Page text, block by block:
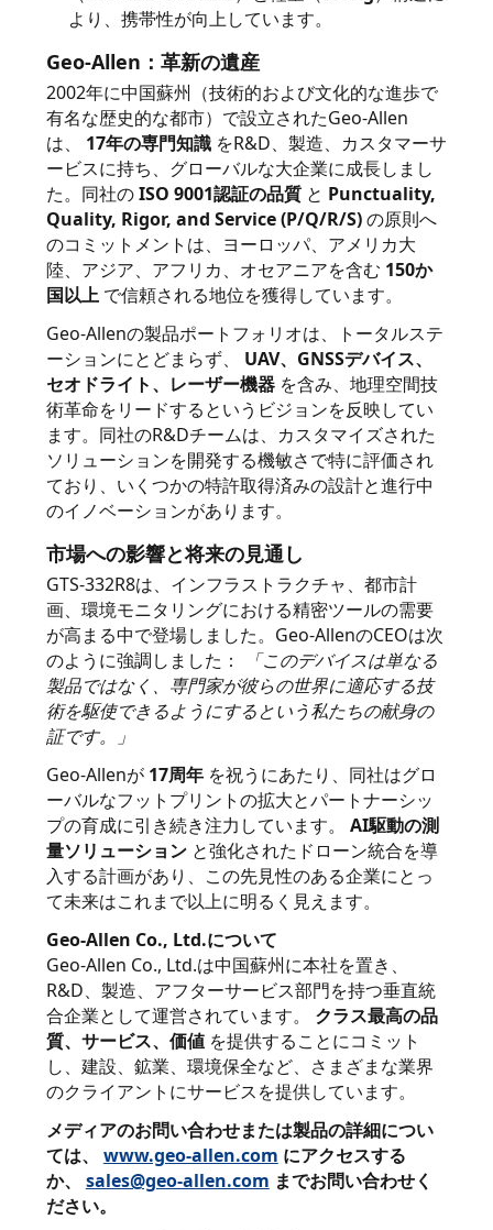
PRIVACY
POLICY
より、携帯性が向上しています。
Geo-Allen：革新の遺産
2002年に中国蘇州（技術的および文化的な進歩で
有名な歴史的な都市）で設立されたGeo-Allen
は、 17年の専門知識をR&D、製造、カスタマーサ
ービスに持ち、グローバルな大企業に成長しまし
た。同社のISO 9001認証の品質と Punctuality,
Quality, Rigor, and Service (P/Q/R/S)の原則へ
のコミットメントは、ヨーロッパ、アメリカ大
陸、アジア、アフリカ、オセアニアを含む 150か
国以上で信頼される地位を獲得しています。
Geo-Allenの製品ポートフォリオは、トータルステ
ーションにとどまらず、 UAV、GNSSデバイス、
セオドライト、レーザー機器を含み、地理空間技
術革命をリードするというビジョンを反映してい
ます。同社のR&Dチームは、カスタマイズされた
ソリューションを開発する機敏さで特に評価され
ており、いくつかの特許取得済みの設計と進行中
のイノベーションがあります。
市場への影響と将来の見通し
GTS-332R8は、インフラストラクチャ、都市計
画、環境モニタリングにおける精密ツールの需要
が高まる中で登場しました。Geo-AllenのCEOは次
のように強調しました：
「このデバイスは単なる
製品ではなく、専門家が彼らの世界に適応する技
術を駆使できるようにするという私たちの献身の
証です。」
Geo-Allenが 17周年を祝うにあたり、同社はグロ
ーバルなフットプリントの拡大とパートナーシッ
プの育成に引き続き注力しています。 AI駆動の測
量ソリューションと強化されたドローン統合を導
入する計画があり、この先見性のある企業にとっ
て未来はこれまで以上に明るく見えます。
Geo-Allen Co., Ltd.について
Geo-Allen Co., Ltd.は中国蘇州に本社を置き、
R&D、製造、アフターサービス部門を持つ垂直統
合企業として運営されています。 クラス最高の品
質、サービス、価値を提供することにコミット
し、建設、鉱業、環境保全など、さまざまな業界
のクライアントにサービスを提供しています。
メディアのお問い合わせまたは製品の詳細につい
ては、 www.geo-allen.com にアクセスする
か、 sales@geo-allen.com までお問い合わせく
ださい。